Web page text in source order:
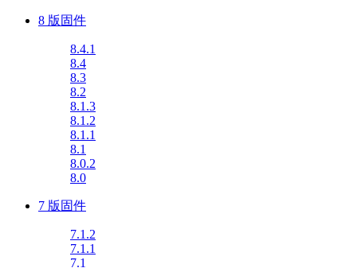
8 版固件
8.4.1
8.4
8.3
8.2
8.1.3
8.1.2
8.1.1
8.1
8.0.2
8.0
7 版固件
7.1.2
7.1.1
7.1